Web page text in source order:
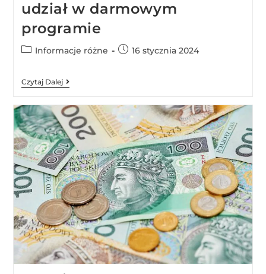
udział w darmowym
programie
Informacje różne 16 stycznia 2024
Czytaj Dalej